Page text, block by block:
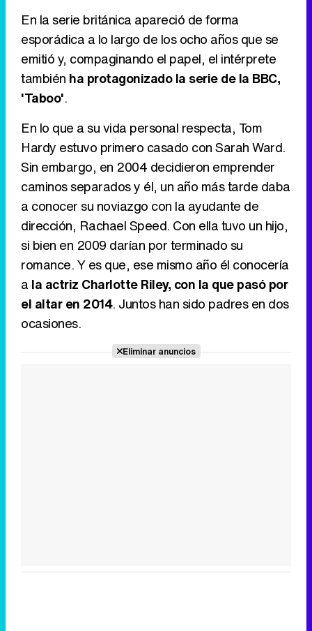
En la serie británica apareció de forma
esporádica a lo largo de los ocho años que se
emitió y, compaginando el papel, el intérprete
también ha protagonizado la serie de la BBC,
'Taboo'.
En lo que a su vida personal respecta, Tom
Hardy estuvo primero casado con Sarah Ward.
Sin embargo, en 2004 decidieron emprender
caminos separados y él, un año más tarde daba
a conocer su noviazgo con la ayudante de
dirección, Rachael Speed. Con ella tuvo un hijo,
si bien en 2009 darían por terminado su
romance. Y es que, ese mismo año él conocería
a la actriz Charlotte Riley, con la que pasó por
el altar en 2014. Juntos han sido padres en dos
ocasiones.
Eliminar anuncios